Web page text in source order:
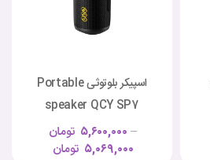
اسپیکر بلوتوثی Portable
speaker QCY SP7
تومان ۵,۶۰۰,۰۰۰ –
تومان ۵,۰۶۹,۰۰۰